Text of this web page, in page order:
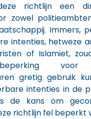
richtlijn een
zowel
Immers,
intenties, hetweze
of Islamiet,
voor
gretig gebruik
intenties in de
de kans om
richtlijn fel beperkt